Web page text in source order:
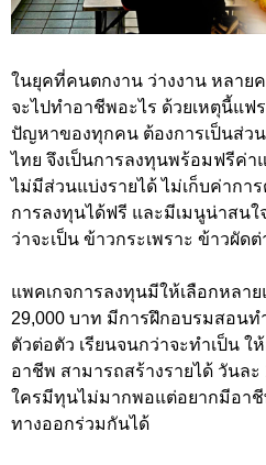
ในยุคที่คนตกงาน ว่างงาน หลาย
จะไปทำอาชีพอะไร ด้วยเหตุนี้แฟ
ปัญหาของทุกคน ต้องการเป็นส่ว
ไทย จึงเป็นการลงทุนพร้อมฟรีค่า
ไม่มีส่วนแบ่งรายได้ ไม่เก็บค่ากา
การลงทุนได้ฟรี และมีเมนูน่าสนใ
ว่าจะเป็น ข้าวกระเพราะ ข้าวผัด
แพคเกจการลงทุนมีให้เลือกหลา
29,000 บาท มีการฝึกอบรมสอนท
ตัวต่อตัว เรียนจนกว่าจะทำเป็น ใ
อาชีพ สามารถสร้างรายได้ วันละ
ใครมีทุนไม่มากพอแต่อยากมีอา
ทางออกร่วมกันได้